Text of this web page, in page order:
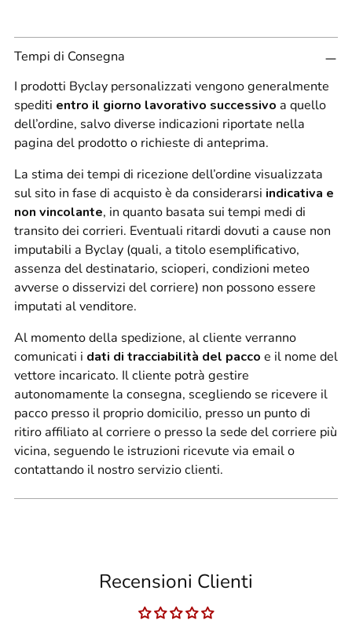
Tempi di Consegna
I prodotti Byclay personalizzati vengono generalmente
spediti entro il giorno lavorativo successivo a quello
dell’ordine, salvo diverse indicazioni riportate nella
pagina del prodotto o richieste di anteprima.
La stima dei tempi di ricezione dell’ordine visualizzata
sul sito in fase di acquisto è da considerarsi indicativa e
non vincolante, in quanto basata sui tempi medi di
transito dei corrieri. Eventuali ritardi dovuti a cause non
imputabili a Byclay (quali, a titolo esemplificativo,
assenza del destinatario, scioperi, condizioni meteo
avverse o disservizi del corriere) non possono essere
imputati al venditore.
Al momento della spedizione, al cliente verranno
comunicati i dati di tracciabilità del pacco e il nome del
vettore incaricato. Il cliente potrà gestire
autonomamente la consegna, scegliendo se ricevere il
pacco presso il proprio domicilio, presso un punto di
ritiro affiliato al corriere o presso la sede del corriere più
vicina, seguendo le istruzioni ricevute via email o
contattando il nostro servizio clienti.
Recensioni Clienti